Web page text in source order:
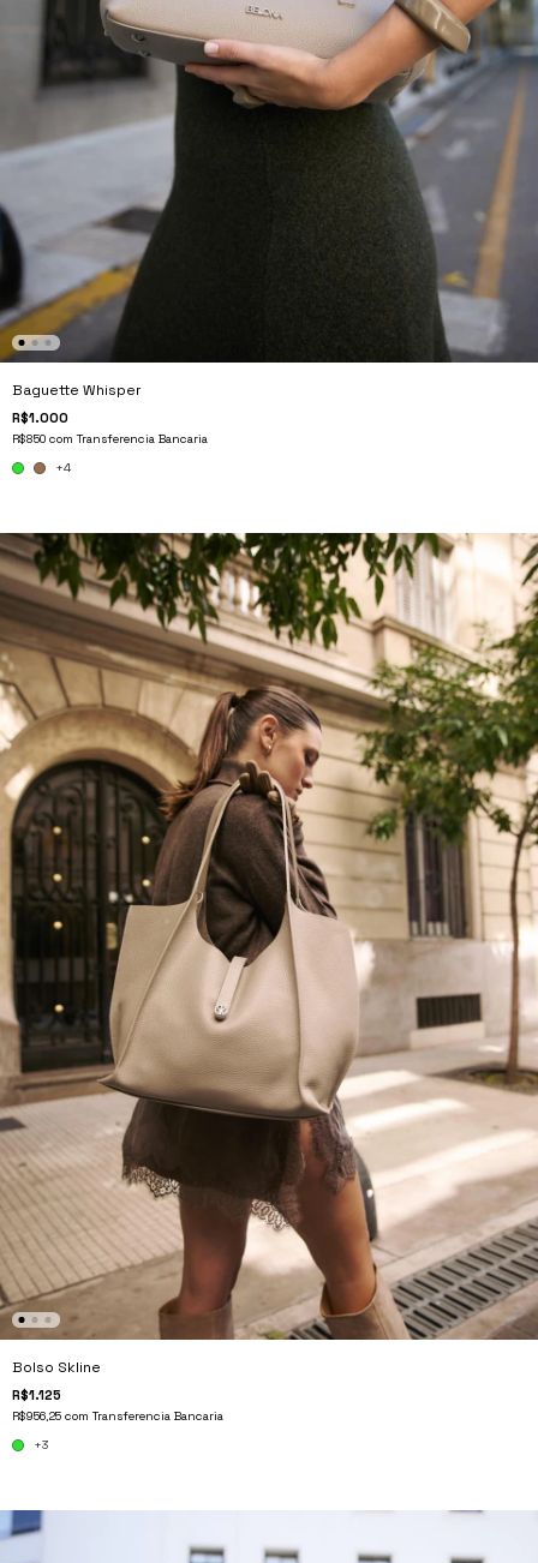
Baguette Whisper
R$1.000
R$850 com Transferencia Bancaria
+4
Bolso Skline
R$1.125
R$956,25 com Transferencia Bancaria
+3